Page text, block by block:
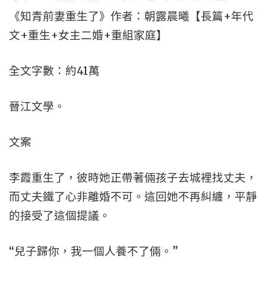
《知青前妻重生了》作者：朝露晨曦【長篇+年代
文+重生+女主二婚+重組家庭】
全文字數：約41萬
晉江文學。
文案
李霞重生了，彼時她正帶著倆孩子去城裡找丈夫，
而丈夫鐵了心非離婚不可。這回她不再糾纏，平靜
的接受了這個提議。
“兒子歸你，我一個人養不了倆。”